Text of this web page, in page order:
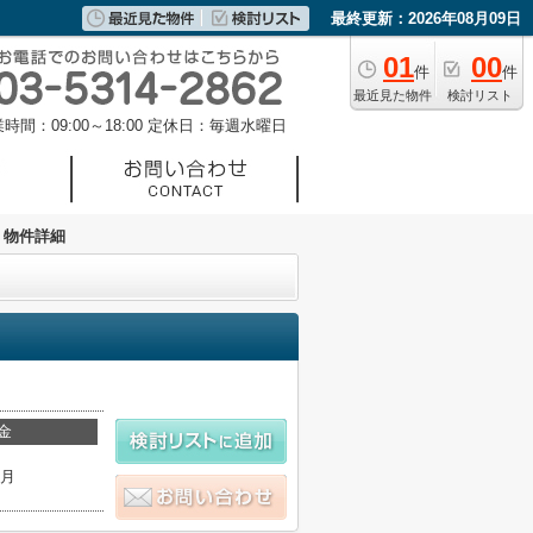
最終更新：2026年08月09日
01件
最近見た物件
00件
検討リスト
時間：09:00～18:00 定休日：毎週水曜日
物件詳細